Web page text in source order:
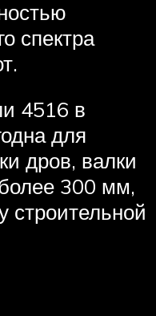
спектра
4516 в
для
дров, валки
300 мм,
строительной